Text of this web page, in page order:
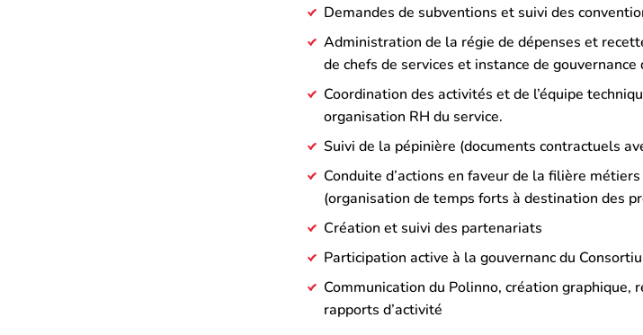
Demandes de subventions et suivi des
Administration de la régie de dépenses et
de chefs de services et instance de
Coordination des activités et de l’équipe
organisation RH du service.
Suivi de la pépinière (documents contractuels
Conduite d’actions en faveur de la filière
(organisation de temps forts à destination des
Création et suivi des partenariats
Participation active à la gouvernanc du
Communication du Polinno, création graphique,
rapports d’activité